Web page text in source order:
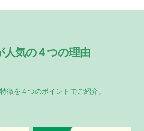
人気の４つの理由
徴を４つのポイントでご紹介。